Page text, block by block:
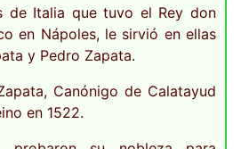
de Italia que tuvo el Rey don
en Nápoles, le sirvió en ellas
y Pedro Zapata.
Canónigo de Calatayud
en 1522.